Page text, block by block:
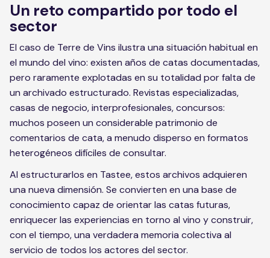
Un reto compartido por todo el
sector
El caso de Terre de Vins ilustra una situación habitual en
el mundo del vino: existen años de catas documentadas,
pero raramente explotadas en su totalidad por falta de
un archivado estructurado. Revistas especializadas,
casas de negocio, interprofesionales, concursos:
muchos poseen un considerable patrimonio de
comentarios de cata, a menudo disperso en formatos
heterogéneos difíciles de consultar.
Al estructurarlos en Tastee, estos archivos adquieren
una nueva dimensión. Se convierten en una base de
conocimiento capaz de orientar las catas futuras,
enriquecer las experiencias en torno al vino y construir,
con el tiempo, una verdadera memoria colectiva al
servicio de todos los actores del sector.